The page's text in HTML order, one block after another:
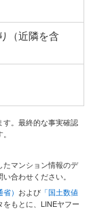
（近隣を含
す。最終的な事実確認
たマンション情報のデ
合わせください。
） および 「国土数値
もとに、LINEヤフー